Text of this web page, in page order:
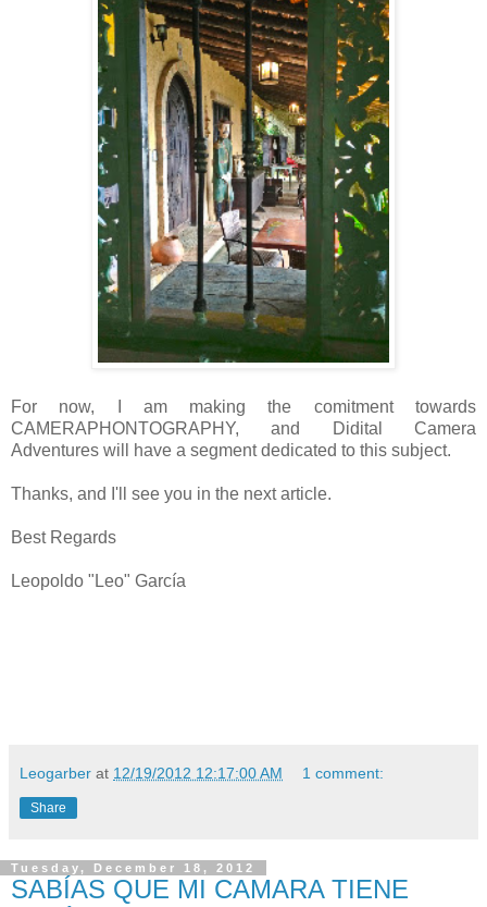
For now, I am making the comitment towards
CAMERAPHONTOGRAPHY, and Didital Camera
Adventures will have a segment dedicated to this subject.
Thanks, and I'll see you in the next article.
Best Regards
Leopoldo "Leo" García
Leogarber at 12/19/2012 12:17:00 AM 1 comment:
Share
Tuesday, December 18, 2012
SABÍAS QUE MI CAMARA TIENE